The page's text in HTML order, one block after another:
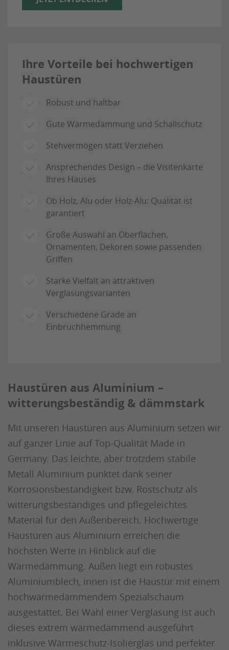
Ihre Vorteile bei hochwertigen
Haustüren
Robust und haltbar
Gute Wärmedämmung und Schallschutz
Stehvermögen statt Verziehen
Ansprechendes Design – die Visitenkarte
Ihres Hauses
Ob Holz, Alu oder Holz-Alu: Qualität ist
garantiert
Große Auswahl an Oberflächen,
Ornamenten, Dekoren sowie passenden
Griffen
Starke Vielfalt an attraktiven
Verglasungsvarianten
Verschiedene Grade an
Einbruchhemmung
Haustüren aus Aluminium –
witterungsbeständig & dämmstark
Mit unseren Haustüren aus Aluminium setzen wir
auf ganzer Linie auf Top-Qualität Made in
Germany. Das leichte, aber trotzdem stabile
Metall Aluminium punktet dank seiner
Korrosionsbeständigkeit bzw. Rostschutz als
witterungsbeständiges und pflegeleichtes
Material für den Außenbereich. Hochwertige
Haustüren aus Aluminium erreichen die
höchsten Werte in Hinblick auf die
Wärmedämmung. Außen liegt ein robustes
Aluminiumblech, innen ist die Haustür mit einem
hochwärmedämmendem Spezialschaum
ausgestattet. Bei Wahl einer Verglasung ist auch
dieses extrem wärmedämmend ausgeführt
inklusive Wärmeschutz-Isolierglas und perfekter